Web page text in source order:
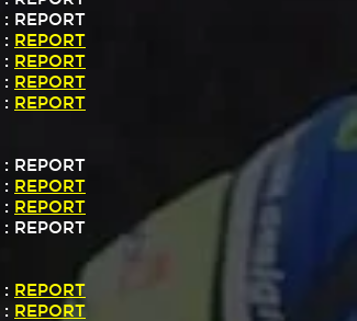
: REPORT
: REPORT
: REPORT
:​ REPORT
: REPORT
: REPORT
: REPORT
: REPORT
: REPORT
: REPORT
: REPORT